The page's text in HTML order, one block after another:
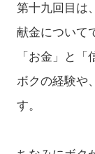
第十九回目は
献金について
「お金」と「
ボクの経験や
す。